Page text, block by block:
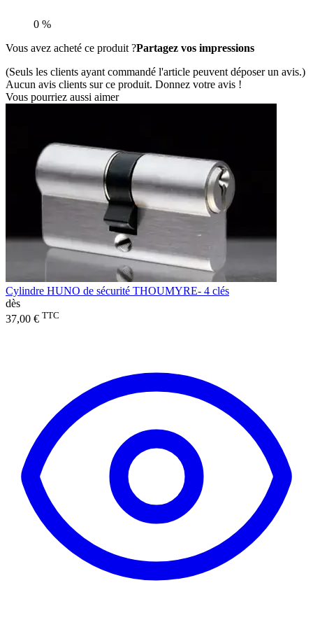
0 %
Vous avez acheté ce produit ?Partagez vos impressions
(Seuls les clients ayant commandé l'article peuvent déposer un avis.)
Aucun avis clients sur ce produit. Donnez votre avis !
Vous pourriez aussi aimer
Cylindre HUNO de sécurité THOUMYRE- 4 clés
dès
37,00 € TTC